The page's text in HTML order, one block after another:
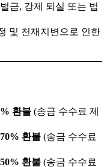
금, 강제 퇴실 또는 법
및 천재지변으로 인한
환불 (송금 수수료 제
70% 환불 (송금 수수료
50% 환불 (송금 수수료